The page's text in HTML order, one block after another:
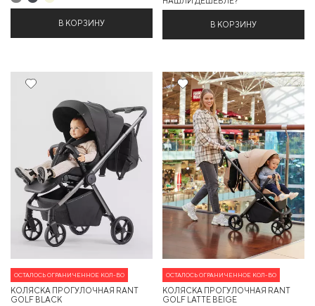
В КОРЗИНУ В КОРЗИНУ
Хит
ОСТАЛОСЬ ОГРАНИЧЕННОЕ КОЛ-ВО
КОЛЯСКА ПРОГУЛОЧНАЯ RANT
GOLF BLACK
Хит
ОСТАЛОСЬ ОГРАНИЧЕННОЕ КОЛ-ВО
КОЛЯСКА ПРОГУЛОЧНАЯ RANT
GOLF LATTE BEIGE